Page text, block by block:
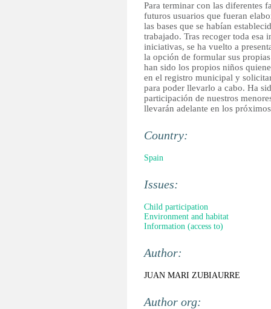
Para terminar con las diferentes
futuros usuarios que fueran
las bases que se habían
trabajado. Tras recoger toda esa
iniciativas, se ha vuelto a
la opción de formular sus
han sido los propios niños
en el registro municipal y
para poder llevarlo a cabo. Ha
participación de nuestros
llevarán adelante en los
Country:
Spain
Issues:
Child participation
Environment and habitat
Information (access to)
Author:
JUAN MARI ZUBIAURRE
Author org: